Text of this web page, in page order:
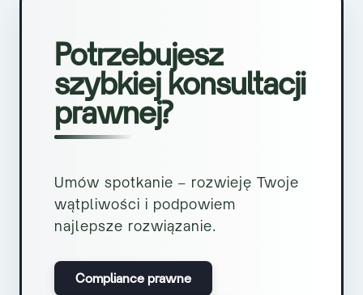
Potrzebujesz
szybkiej konsultacji
prawnej?
Umów spotkanie – rozwieję Twoje
wątpliwości i podpowiem
najlepsze rozwiązanie.
Compliance prawne